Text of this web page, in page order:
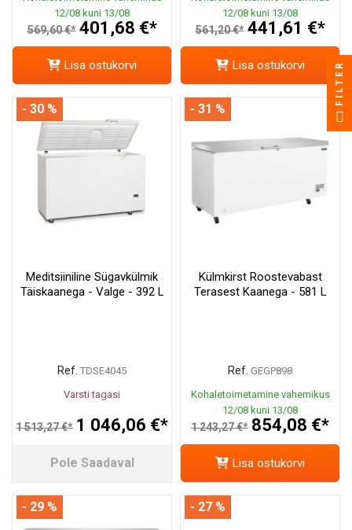
12/08 kuni 13/08
569,60 €* 401,68 €*
Lisa ostukorvi
12/08 kuni 13/08
561,20 €* 441,61 €*
Lisa ostukorvi
Meditsiiniline Sügavkülmik
Täiskaanega - Valge - 392 L
Ref. TDSE4045
Varsti tagasi
1 513,27 €* 1 046,06 €*
- 30 %
Pole Saadaval
Külmkirst Roostevabast
Terasest Kaanega - 581 L
Ref. GEGP898
Kohaletoimetamine vahemikus
12/08 kuni 13/08
1 243,27 €* 854,08 €*
- 31 %
Lisa ostukorvi
- 29 % - 27 %
FILTER